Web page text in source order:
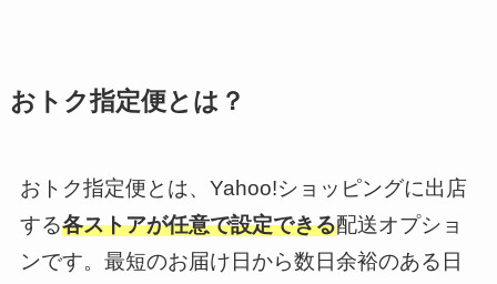
おトク指定便とは？
おトク指定便とは、Yahoo!ショッピングに出店
する各ストアが任意で設定できる配送オプショ
ンです。最短のお届け日から数日余裕のある日